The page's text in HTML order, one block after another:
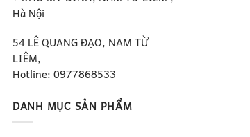
Hà Nội
54 LÊ QUANG ĐẠO, NAM TỪ
LIÊM,
Hotline: 0977868533
DANH MỤC SẢN PHẨM